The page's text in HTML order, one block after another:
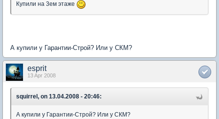
Купили на 3ем этаже
А купили у Гарантии-Строй? Или у СКМ?
esprit
13 Apr 2008
squirrel, on 13.04.2008 - 20:46:
А купили у Гарантии-Строй? Или у СКМ?